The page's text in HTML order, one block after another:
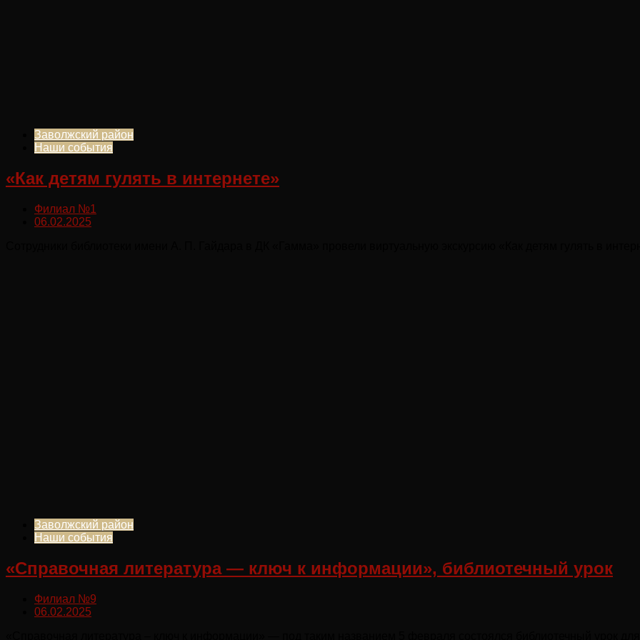
Заволжский район
Наши события
«Как детям гулять в интернете»
Филиал №1
06.02.2025
Заволжский район
Наши события
«Справочная литература — ключ к информации», библиотечный урок
Филиал №9
06.02.2025